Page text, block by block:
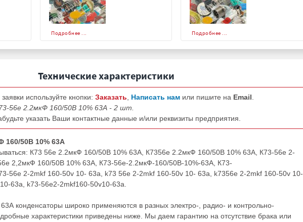
Подробнее ... Подробнее ...
Технические характеристики
используйте кнопки: Заказать Написать нам или пишите на Email
56е 2.2мкФ 160/50В 10% 63А - 2 шт.
указать Ваши контактные данные и/или реквизиты предприятия.
160/50В 10% 63А
К73 56е 2.2мкФ 160/50В 10% 63А, К7356е 2.2мкФ 160/50В 10% 63А, К73-56е 2-
2,2мкФ 160/50В 10% 63А, К73-56е-2.2мкФ-160/50В-10%-63А, К73-
56e 2-2mkf 160-50v 10- 63a, k73 56e 2-2mkf 160-50v 10- 63a, k7356e 2-2mkf 160-50v 10-
63a, k73-56e2-2mkf160-50v10-63a.
конденсаторы широко применяются в разных электро-, радио- и контрольно-
характеристики приведены ниже. Мы даем гарантию на отсутствие брака или